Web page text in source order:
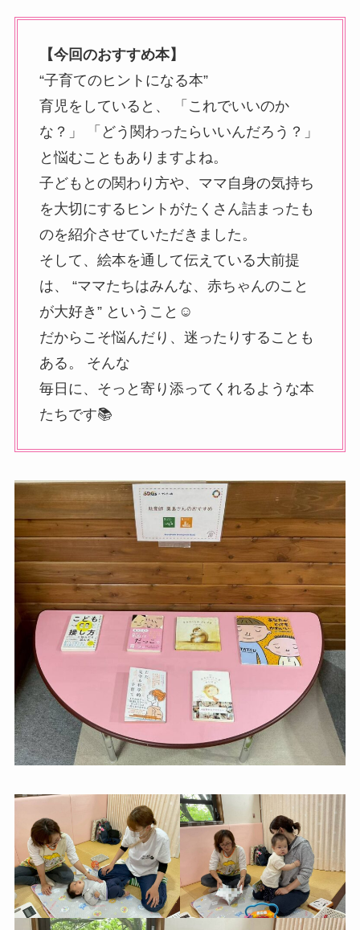
【今回のおすすめ本】
“子育てのヒントになる本”
育児をしていると、 「これでいいのか
な？」 「どう関わったらいいんだろう？」
と悩むこともありますよね。
子どもとの関わり方や、ママ自身の気持ち
を大切にするヒントがたくさん詰まったも
のを紹介させていただきました。
そして、絵本を通して伝えている大前提
は、 “ママたちはみんな、赤ちゃんのこと
が大好き” ということ☺️
だからこそ悩んだり、迷ったりすることも
ある。 そんな
毎日に、そっと寄り添ってくれるような本
たちです📚